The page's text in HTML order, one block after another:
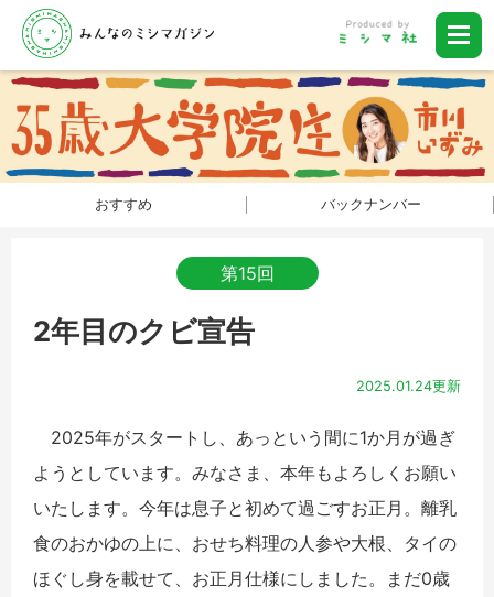
おすすめ バックナンバー
第15回
2年目のクビ宣告
2025.01.24更新
2025年がスタートし、あっという間に1か月が過ぎ
ようとしています。みなさま、本年もよろしくお願い
いたします。今年は息子と初めて過ごすお正月。離乳
食のおかゆの上に、おせち料理の人参や大根、タイの
ほぐし身を載せて、お正月仕様にしました。まだ0歳